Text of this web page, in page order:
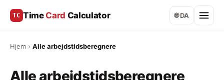
TC Time Card Calculator 🌐 DA
Hjem › Alle arbejdstidsberegnere
Alle arbejdstidsberegnere